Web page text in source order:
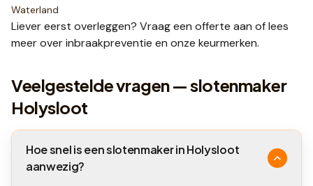
Waterland
Liever eerst overleggen? Vraag een offerte aan of lees
meer overinbraakpreventie en onze keurmerken.
Veelgestelde vragen — slotenmaker
Holysloot
Hoe snel is een slotenmaker in Holysloot
aanwezig?